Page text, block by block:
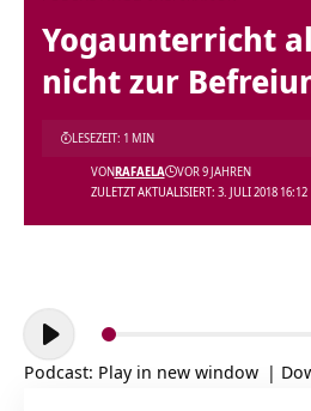
Yogaunterricht
nicht zur
ZULETZT AKTUALISIERT: 3. JULI 2018 16:12
VONRAFAELA VOR 9 JAHREN
LESEZEIT: 1 MIN
Audio-
Player
Podcast: Play in new window |